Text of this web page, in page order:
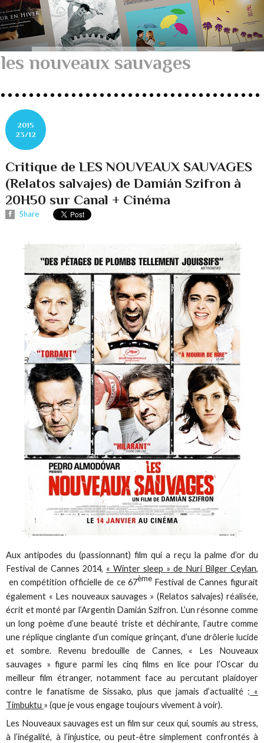
les nouveaux sauvages
2015
23/12
Critique de LES NOUVEAUX SAUVAGES
(Relatos salvajes) de Damián Szifron à
20H50 sur Canal + Cinéma
Share
Aux antipodes du (passionnant) film qui a reçu la palme d’or du
Festival de Cannes 2014, « Winter sleep » de Nuri Bilger Ceylan,
en compétition officielle de ce 67èmeFestival de Cannes figurait
également « Les nouveaux sauvages » (Relatos salvajes) réalisée,
écrit et monté par l’Argentin Damián Szifron. L’un résonne comme
un long poème d’une beauté triste et déchirante, l’autre comme
une réplique cinglante d’un comique grinçant, d’une drôlerie lucide
et sombre. Revenu bredouille de Cannes, « Les Nouveaux
sauvages » figure parmi les cinq films en lice pour l’Oscar du
meilleur film étranger, notamment face au percutant plaidoyer
contre le fanatisme de Sissako, plus que jamais d’actualité : «
Timbuktu » (que je vous engage toujours vivement à voir).
Les Nouveaux sauvages est un film sur ceux qui, soumis au stress,
à l’inégalité, à l’injustice, ou peut-être simplement confrontés à